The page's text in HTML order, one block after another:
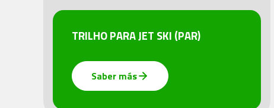
TRILHO PARA JET SKI (PAR)
Saber más